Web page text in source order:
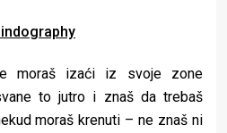
moraš izaći iz svoje zone
to jutro i znaš da trebaš
moraš krenuti – ne znaš ni